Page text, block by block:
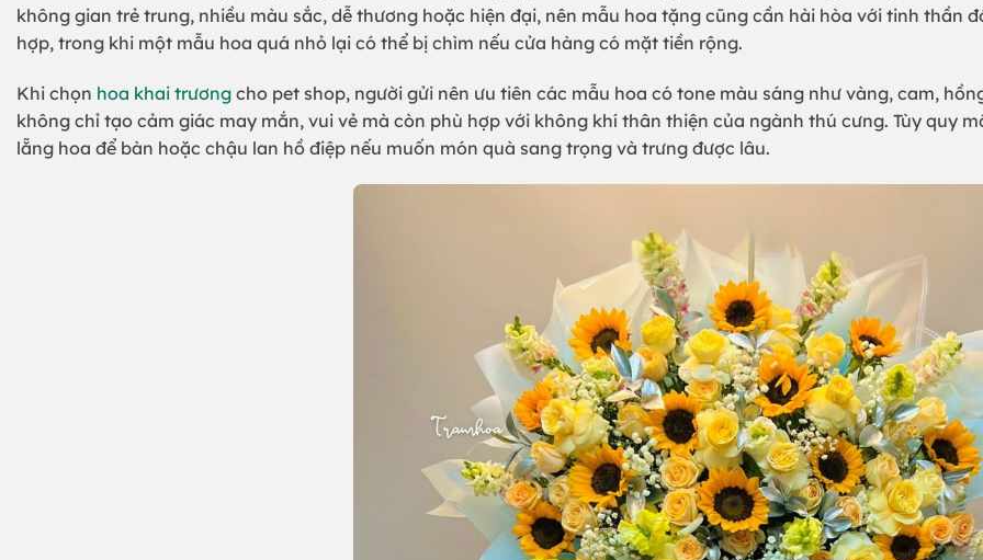
không gian trẻ trung, nhiều màu sắc, dễ thương hoặc hiện đại, nên mẫu hoa tặng cũng cần hài hòa với tinh thần
hợp, trong khi một mẫu hoa quá nhỏ lại có thể bị chìm nếu cửa hàng có mặt tiền rộng.
Khi chọn hoa khai trương cho pet shop, người gửi nên ưu tiên các mẫu hoa có tone màu sáng như vàng, cam,
không chỉ tạo cảm giác may mắn, vui vẻ mà còn phù hợp với không khí thân thiện của ngành thú cưng. Tùy quy
lẵng hoa để bàn hoặc chậu lan hồ điệp nếu muốn món quà sang trọng và trưng được lâu.